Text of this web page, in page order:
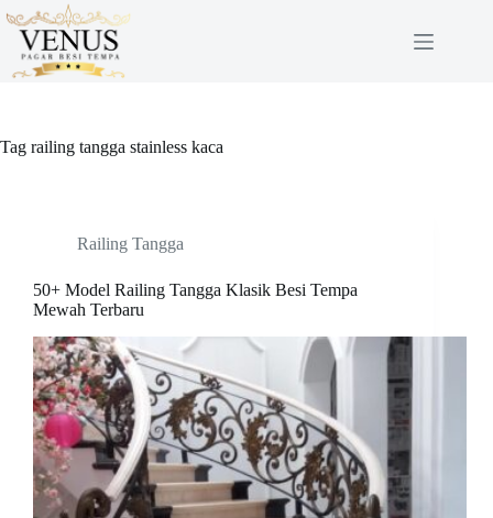
to
content
Tag railing tangga stainless kaca
Railing Tangga
50+ Model Railing Tangga Klasik Besi Tempa
Mewah Terbaru